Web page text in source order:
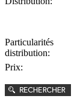
Particularités
distribution:
Prix: